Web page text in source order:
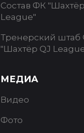
Состав ФК
League"
Тренерский штаб
"Шахтёр QJ
МЕДИА
Видео
Фото